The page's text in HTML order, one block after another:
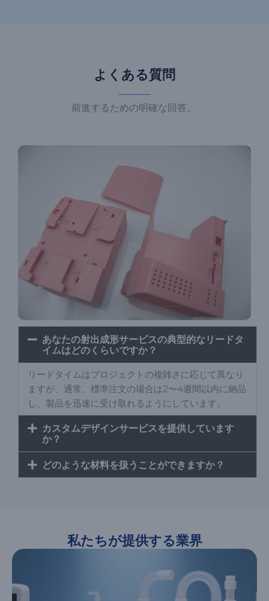
よくある質問
前進するための明確な回答。.
あなたの射出成形サービスの典型的なリードタ
イムはどのくらいですか？
リードタイムはプロジェクトの複雑さに応じて異なり
ますが、通常、標準注文の場合は2〜4週間以内に納品
し、製品を迅速に受け取れるようにしています。.
カスタムデザインサービスを提供しています
か？
どのような材料を扱うことができますか？
私たちが提供する業界